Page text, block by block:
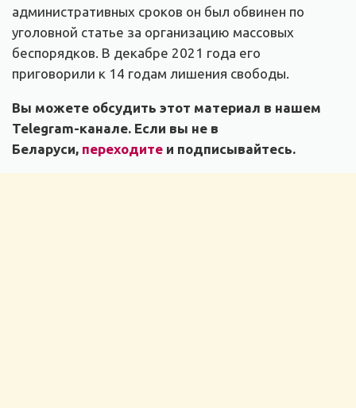
административных сроков он был обвинен по
уголовной статье за организацию массовых
беспорядков. В декабре 2021 года его
приговорили к 14 годам лишения свободы.
Вы можете обсудить этот материал в нашем
Telegram-канале. Если вы не в
Беларуси, переходите и подписывайтесь.